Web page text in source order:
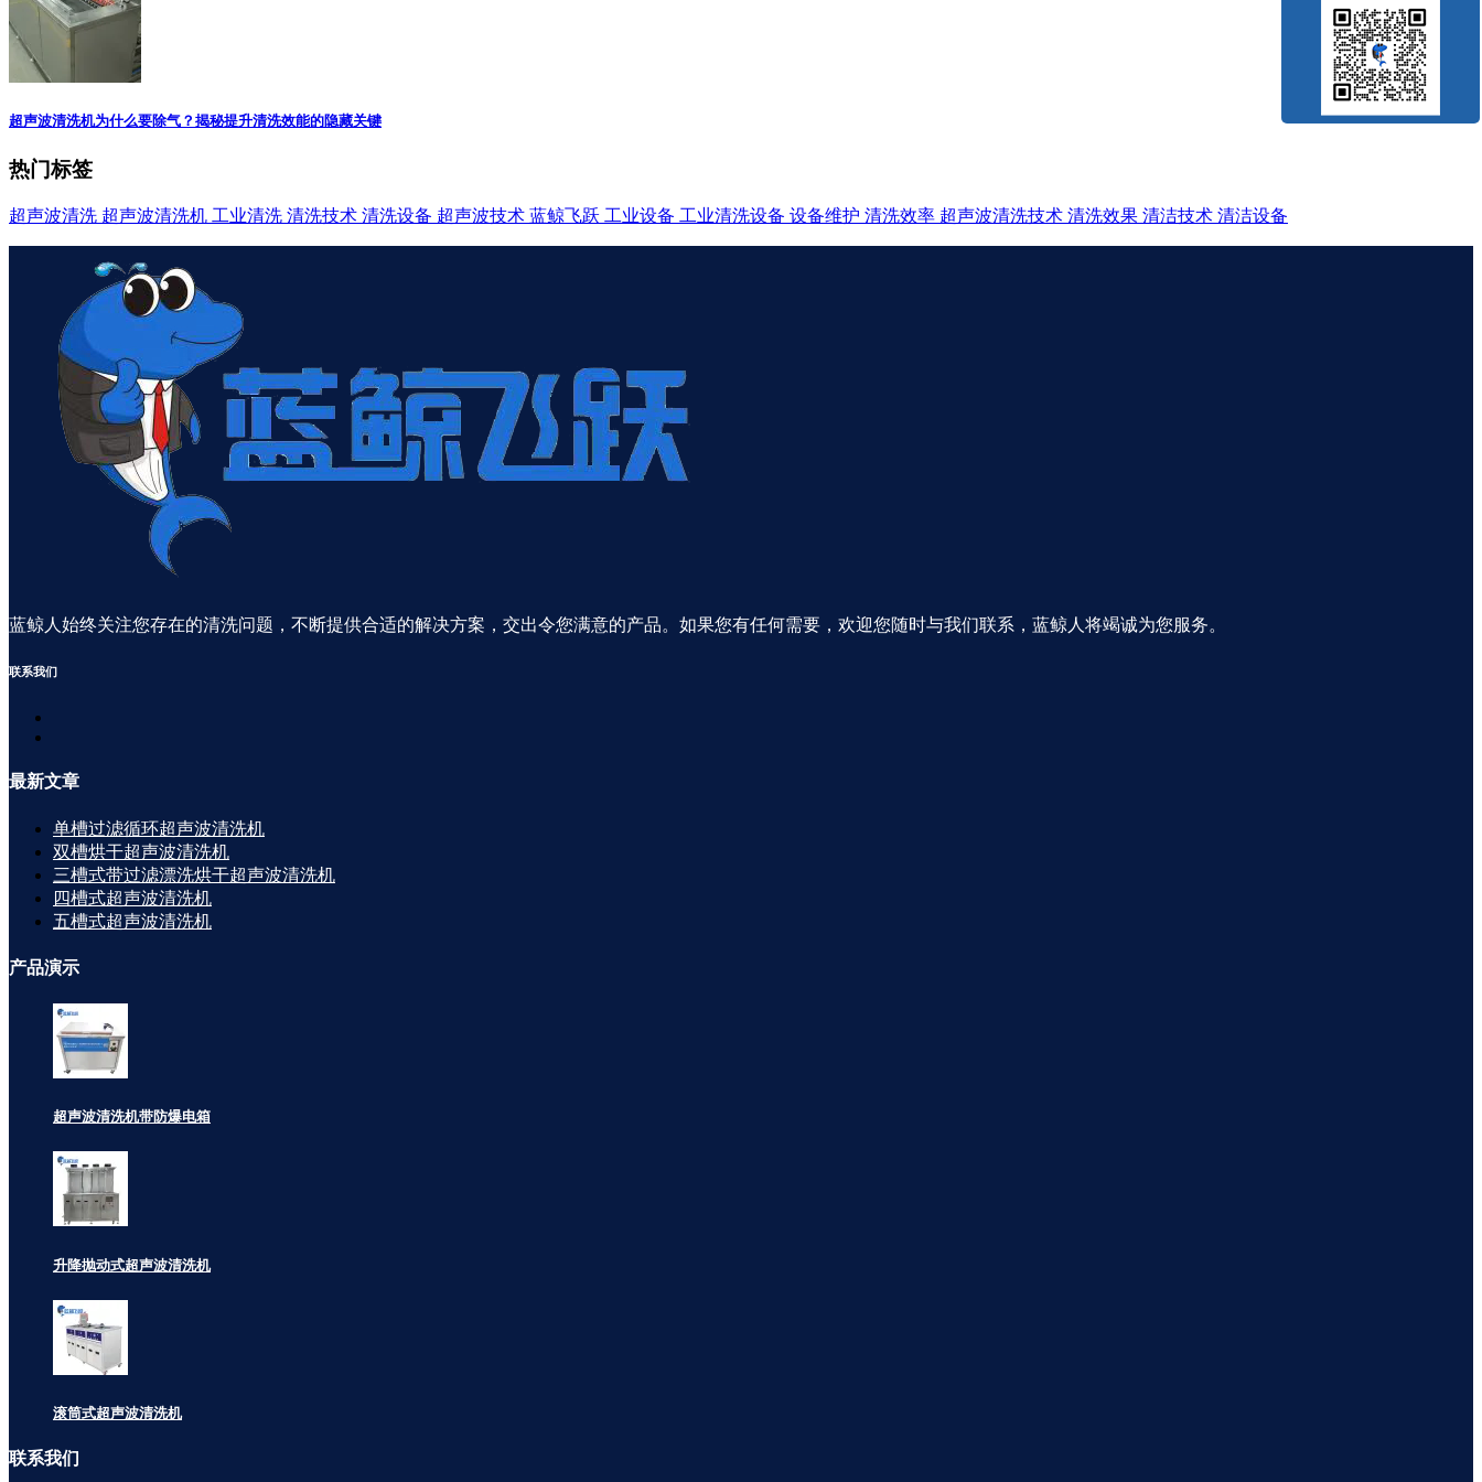
超声波清洗机为什么要除气？揭秘提升清洗效能的隐藏关键
热门标签
超声波清洗 超声波清洗机 工业清洗 清洗技术 清洗设备 超声波技术 蓝鲸飞跃 工业设备 工业清洗设备 设备维护 清洗效率 超声波清洗技术 清洗效果 清洁技术 清洁设备
蓝鲸人始终关注您存在的清洗问题，不断提供合适的解决方案，交出令您满意的产品。如果您有任何需要，欢迎您随时与我们联系，蓝鲸人将竭诚为您服务。
联系我们
最新文章
单槽过滤循环超声波清洗机
双槽烘干超声波清洗机
三槽式带过滤漂洗烘干超声波清洗机
四槽式超声波清洗机
五槽式超声波清洗机
产品演示
超声波清洗机带防爆电箱
升降抛动式超声波清洗机
滚筒式超声波清洗机
联系我们